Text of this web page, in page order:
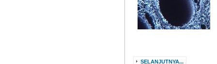
SELANJUTNYA...